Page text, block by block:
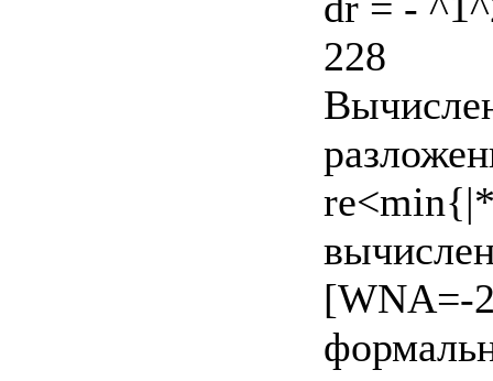
228
[WNA=-